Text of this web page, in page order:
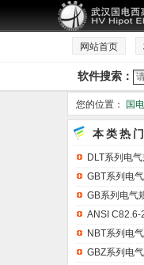
网站首页
软件搜索：
您的位置： 国
本类热
DLT系列电
GBT系列电
GB系列电气
ANSI C82.6-
NBT系列电
GBZ系列电